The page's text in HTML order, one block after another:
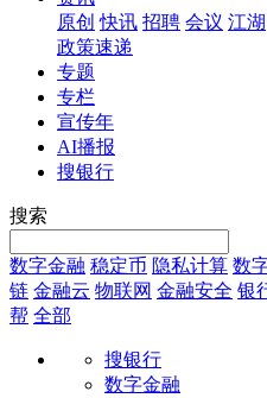
原创 快讯 招聘 会议 江湖
政策速递
专题
专栏
宣传年
AI播报
搜银行
搜索
数字金融 稳定币 隐私计算 数
链 金融云 物联网 金融安全 银
帮 全部
搜银行
数字金融